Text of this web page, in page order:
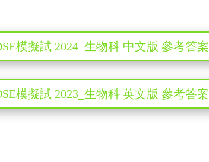
模擬試 2024_生物科 中文版 參考答案
模擬試 2023_生物科 英文版 參考答案